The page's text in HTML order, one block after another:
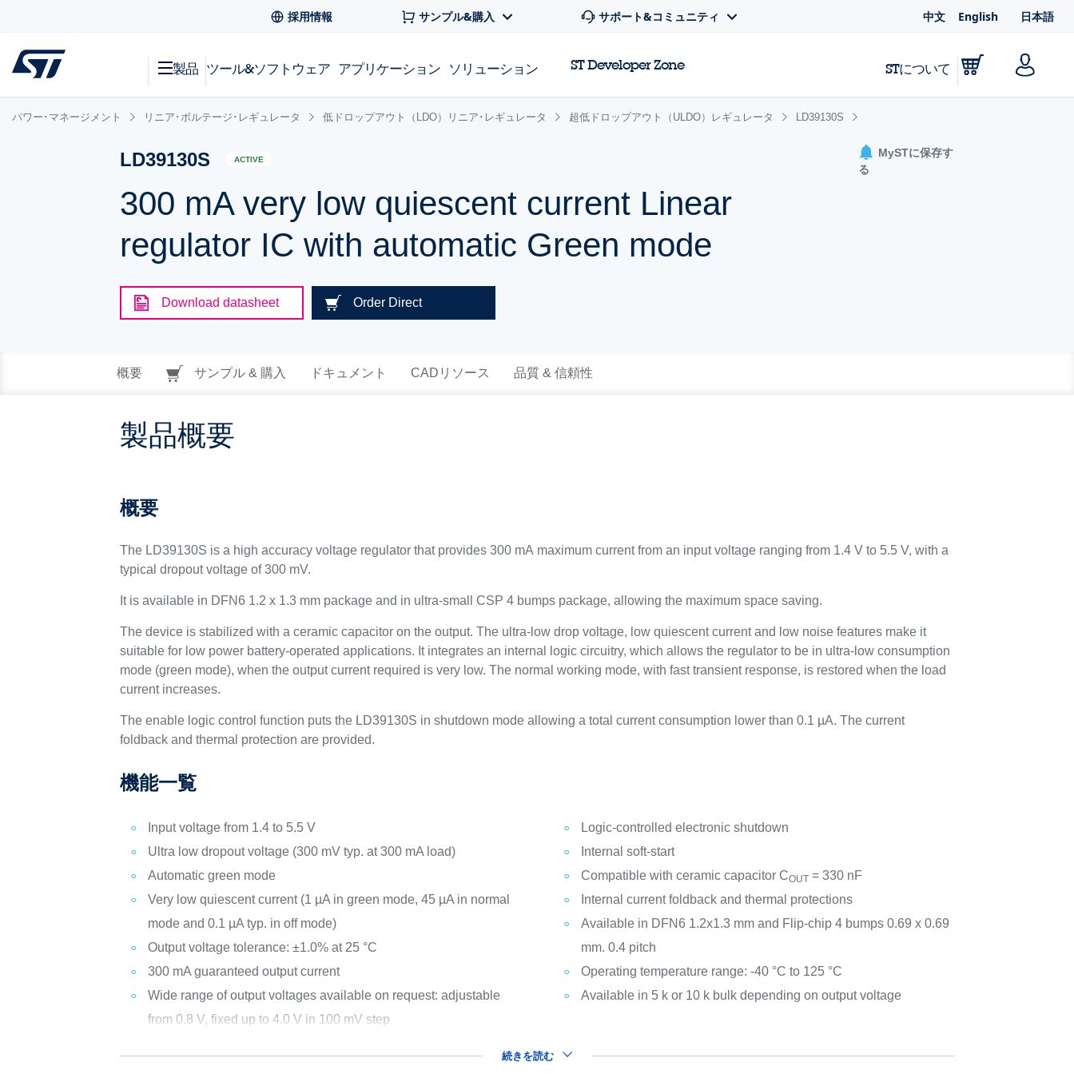
採用情報 サンプル&購入 サポート&コミュニティ 中文 English 日本語
製品 ツール&ソフトウェア アプリケーション ソリューション ST Developer Zone STについて
パワー･マネージメント リニア･ボルテージ･レギュレータ 低ドロップアウト（LDO）リニア･レギュレータ 超低ドロップアウト（ULDO）レギュレータ LD39130S
LD39130S ACTIVE
300 mA very low quiescent current Linear
regulator IC with automatic Green mode
MySTに保存す
る
Download datasheet Order Direct
概要 サンプル & 購入 ドキュメント CADリソース 品質 & 信頼性
製品概要
概要
The LD39130S is a high accuracy voltage regulator that provides 300 mA maximum current from an input voltage ranging from 1.4 V to 5.5 V, with a
typical dropout voltage of 300 mV.
It is available in DFN6 1.2 x 1.3 mm package and in ultra-small CSP 4 bumps package, allowing the maximum space saving.
The device is stabilized with a ceramic capacitor on the output. The ultra-low drop voltage, low quiescent current and low noise features make it
suitable for low power battery-operated applications. It integrates an internal logic circuitry, which allows the regulator to be in ultra-low consumption
mode (green mode), when the output current required is very low. The normal working mode, with fast transient response, is restored when the load
current increases.
The enable logic control function puts the LD39130S in shutdown mode allowing a total current consumption lower than 0.1 µA. The current
foldback and thermal protection are provided.
機能一覧
Input voltage from 1.4 to 5.5 V
Ultra low dropout voltage (300 mV typ. at 300 mA load)
Automatic green mode
Very low quiescent current (1 µA in green mode, 45 µA in normal
mode and 0.1 µA typ. in off mode)
Output voltage tolerance: ±1.0% at 25 °C
300 mA guaranteed output current
Wide range of output voltages available on request: adjustable
from 0.8 V, fixed up to 4.0 V in 100 mV step
Logic-controlled electronic shutdown
Internal soft-start
Compatible with ceramic capacitor COUT= 330 nF
Internal current foldback and thermal protections
Available in DFN6 1.2x1.3 mm and Flip-chip 4 bumps 0.69 x 0.69
mm. 0.4 pitch
Operating temperature range: -40 °C to 125 °C
Available in 5 k or 10 k bulk depending on output voltage
続きを読む